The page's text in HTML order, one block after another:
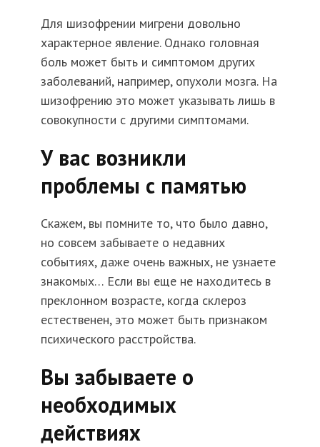
Для шизофрении мигрени довольно
характерное явление. Однако головная
боль может быть и симптомом других
заболеваний, например, опухоли мозга. На
шизофрению это может указывать лишь в
совокупности с другими симптомами.
У вас возникли
проблемы с памятью
Скажем, вы помните то, что было давно,
но совсем забываете о недавних
событиях, даже очень важных, не узнаете
знакомых… Если вы еще не находитесь в
преклонном возрасте, когда склероз
естественен, это может быть признаком
психического расстройства.
Вы забываете о
необходимых
действиях